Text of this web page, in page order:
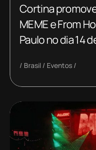
Cortina
MEME e From
Paulo no dia 14
Brasil Eventos